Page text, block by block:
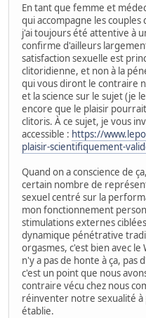
En tant que femme et
qui accompagne les
j'ai toujours été attentive à
confirme d'ailleurs
satisfaction sexuelle est
clitoridienne, et non à la
qui vous diront le contraire
et la science sur le sujet (je
encore que le plaisir
clitoris. À ce sujet, je vous
accessible : https://
plaisir-scientifiquement-
Quand on a conscience de
certain nombre de
sexuel centré sur la
mon fonctionnement
stimulations externes
dynamique pénétrative
orgasmes, c'est bien avec le
n'y a pas de honte à ça, pas
c'est un point que nous
contraire vécu chez nous
réinventer notre sexualité
établie.